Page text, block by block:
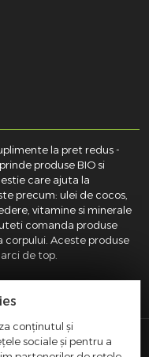
la pret redus -
produse BIO si
care ajuta la
precum: ulei de cocos,
vitamine si minerale
comanda produse
corpului. Aceste produse
de top.
Comertului:
conținutul și
sociale și pentru a